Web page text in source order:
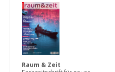
Raum & Zeit